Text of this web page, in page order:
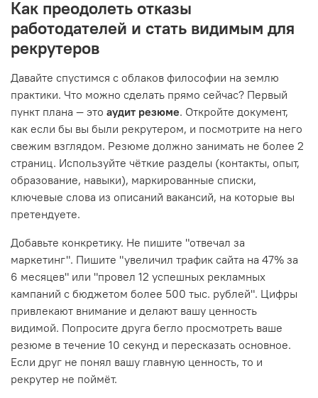
Как преодолеть отказы
работодателей и стать видимым для
рекрутеров
Давайте спустимся с облаков философии на землю
практики. Что можно сделать прямо сейчас? Первый
пункт плана — это аудит резюме. Откройте документ,
как если бы вы были рекрутером, и посмотрите на него
свежим взглядом. Резюме должно занимать не более 2
страниц. Используйте чёткие разделы (контакты, опыт,
образование, навыки), маркированные списки,
ключевые слова из описаний вакансий, на которые вы
претендуете.
Добавьте конкретику. Не пишите "отвечал за
маркетинг". Пишите "увеличил трафик сайта на 47% за
6 месяцев" или "провел 12 успешных рекламных
кампаний с бюджетом более 500 тыс. рублей". Цифры
привлекают внимание и делают вашу ценность
видимой. Попросите друга бегло просмотреть ваше
резюме в течение 10 секунд и пересказать основное.
Если друг не понял вашу главную ценность, то и
рекрутер не поймёт.